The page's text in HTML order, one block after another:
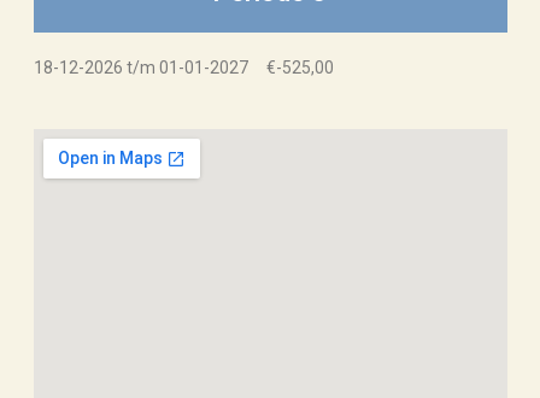
18-12-2026 t/m 01-01-2027 €-525,00